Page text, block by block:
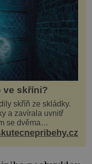
ve skříni?
skříň ze skládky.
a zavírala uvnitř
se dvěma
si náš byt. Skoro